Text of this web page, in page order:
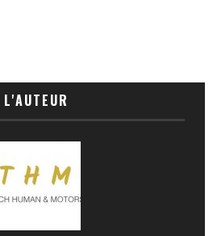
L'AUTEUR